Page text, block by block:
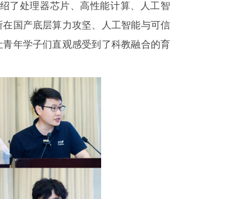
了处理器芯片、高性能计算、人工智
国产底层算力攻坚、人工智能与可信
年学子们直观感受到了科教融合的育